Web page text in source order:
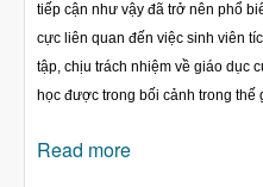
tiếp cận như vậy đã trở nên phổ
cực liên quan đến việc sinh viên
tập, chịu trách nhiệm về giáo dục
học được trong bối cảnh trong thế
Read more